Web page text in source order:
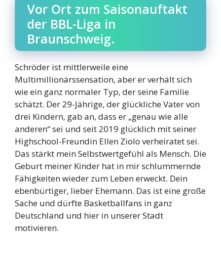
Vor Ort zum Saisonauftakt
der BBL-Liga in
Braunschweig.
Schröder ist mittlerweile eine
Multimillionärssensation, aber er verhält sich
wie ein ganz normaler Typ, der seine Familie
schätzt. Der 29-Jährige, der glückliche Vater von
drei Kindern, gab an, dass er „genau wie alle
anderen“ sei und seit 2019 glücklich mit seiner
Highschool-Freundin Ellen Ziolo verheiratet sei.
Das stärkt mein Selbstwertgefühl als Mensch. Die
Geburt meiner Kinder hat in mir schlummernde
Fähigkeiten wieder zum Leben erweckt. Dein
ebenbürtiger, lieber Ehemann. Das ist eine große
Sache und dürfte Basketballfans in ganz
Deutschland und hier in unserer Stadt
motivieren.